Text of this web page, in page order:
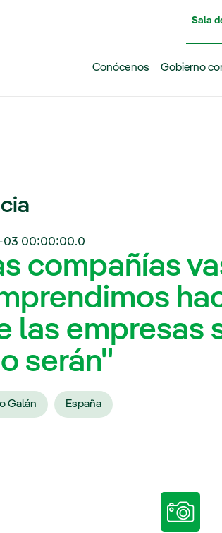
Sala
Conócenos Gobierno
para Nuestras voces
03 00:00:00.0
compañías
las empresas
serán"
Galán España